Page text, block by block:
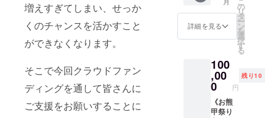
増えすぎてしまい、せっか
くのチャンスを活かすこと
ができなくなります。
そこで今回クラウドファン
ディングを通して皆さんに
ご支援をお願いすることに
にクラ
ウド
ファン
分を優
先して
確保し
ます。
※3㎏x3
袋はま
ラベル
をご確
認くだ
お米
で、令
和6年分
は常連
さんの
予約で
い。 ※
実行委
員会委
人なた
うちが
生産し
た、令
和７年
産石川
に参加
してい
ただけ
ます。
地域が
色とな
る熱気
と興奮
を体感
してく
ださ
詳細を見る
の
リ
タ
ー
ン
を
選
択
す
る
100
,00
0 円
残り10
《お熊
甲祭り